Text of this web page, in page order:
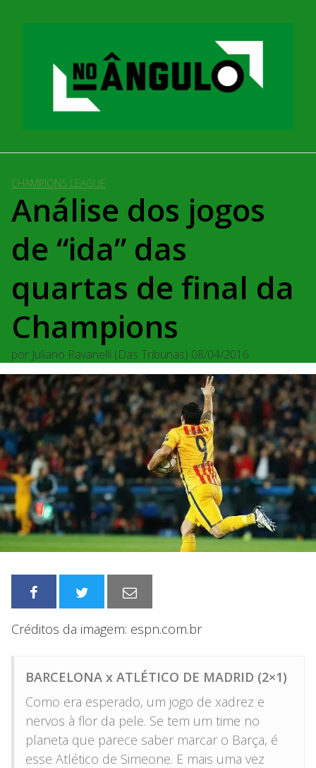
CHAMPIONS LEAGUE
Análise dos jogos
de “ida” das
quartas de final da
Champions
por Juliano Ravanelli (Das Tribunas) 08/04/2016
Créditos da imagem: espn.com.br
BARCELONA x ATLÉTICO DE MADRID (2×1)
Como era esperado, um jogo de xadrez e
nervos à flor da pele. Se tem um time no
planeta que parece saber marcar o Barça, é
esse Atlético de Simeone. E mais uma vez